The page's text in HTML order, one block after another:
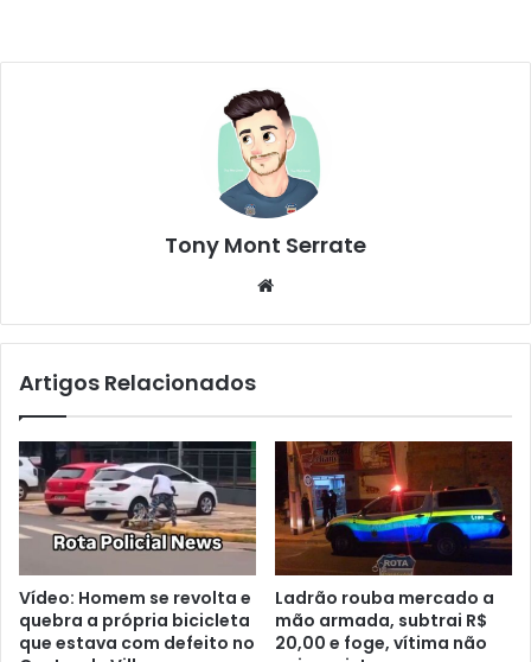
Tony Mont Serrate
te
Artigos Relacionados
Vídeo: Homem se revolta e
quebra a própria bicicleta
que estava com defeito no
Ladrão rouba mercado a
mão armada, subtrai R$
20,00 e foge, vítima não